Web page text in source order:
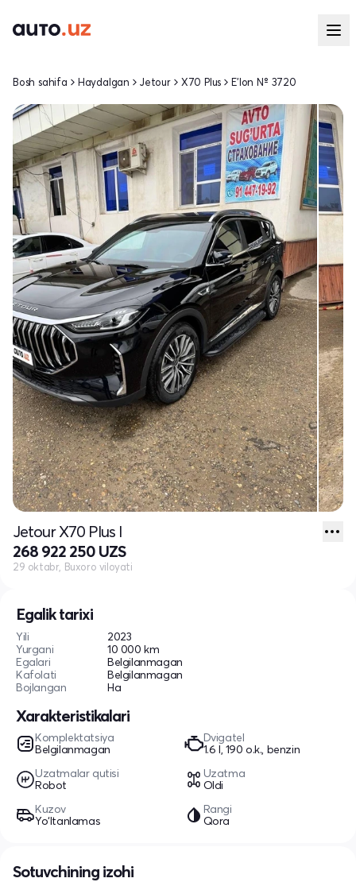
Egalik tarixi
Yili
2023
Yurgani
10 000 km
Egalari
Belgilanmagan
Kafolati
Belgilanmagan
Bojlangan
Ha
Xarakteristikalari
Komplektatsiya
Belgilanmagan
Dvigatel
1.6 l, 190 o.k., benzin
Uzatmalar qutisi
Robot
Uzatma
Oldi
Kuzov
Yo‘ltanlamas
Rangi
Qora
Bosh sahifa Haydalgan Jetour X70 Plus E'lon № 3720
Jetour X70 Plus I
268 922 250 UZS
29 oktabr, Buxoro viloyati
Sotuvchining izohi